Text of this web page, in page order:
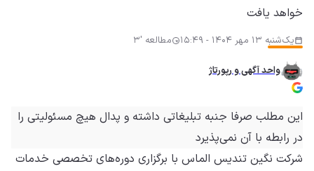
خواهد یافت
یک‌شنبه 13 مهر 1404 - 15:49 مطالعه '3
واحد آگهی و رپورتاژ
این مطلب صرفا جنبه تبلیغاتی داشته و پدال هیچ مسئولیتی را
در رابطه با آن نمی‌پذیرد
شرکت نگین تندیس الماس با برگزاری دوره‌های تخصصی خدمات